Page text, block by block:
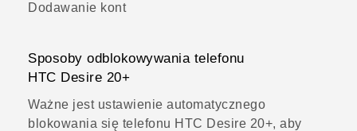
Urządzenia i akcesoria HTC
Zaloguj się
Dodawanie kont
Sposoby odblokowywania telefonu
HTC Desire 20‍+
Ważne jest ustawienie automatycznego
blokowania się telefonu HTC Desire 20‍+, aby